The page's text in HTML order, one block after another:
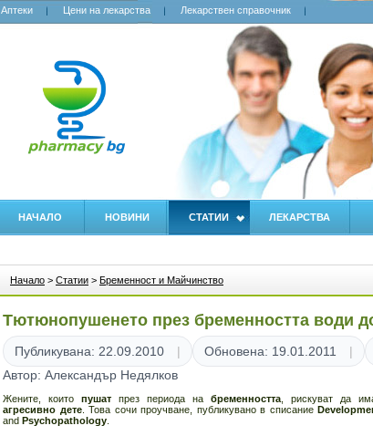
Аптеки Цени на лекарства Лекарствен справочник
НАЧАЛО НОВИНИ СТАТИИ ЛЕКАРСТВА
Начало > Статии > Бременност и Майчинство
Тютюнопушенето през бременността води
Публикувана: 22.09.2010 Обновена: 19.01.2011
Автор: Александър Недялков
Жените, които пушат през периода на бременността , рискуват да
агресивно дете. Това сочи проучване, публикувано в списание
and Psychopathology